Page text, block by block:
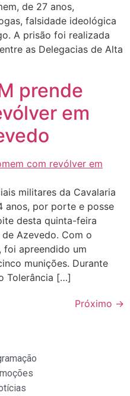
de 27 anos,
falsidade ideológica
A prisão foi realizada
as Delegacias de Alta
prende
em
militares da Cavalaria
anos, por porte e posse
desta quinta-feira
Azevedo. Com o
foi apreendido um
munições. Durante
Tolerância […]
Próximo →